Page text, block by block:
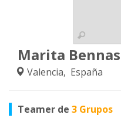
Marita
Valencia, España
Teamer de 3 Grupos